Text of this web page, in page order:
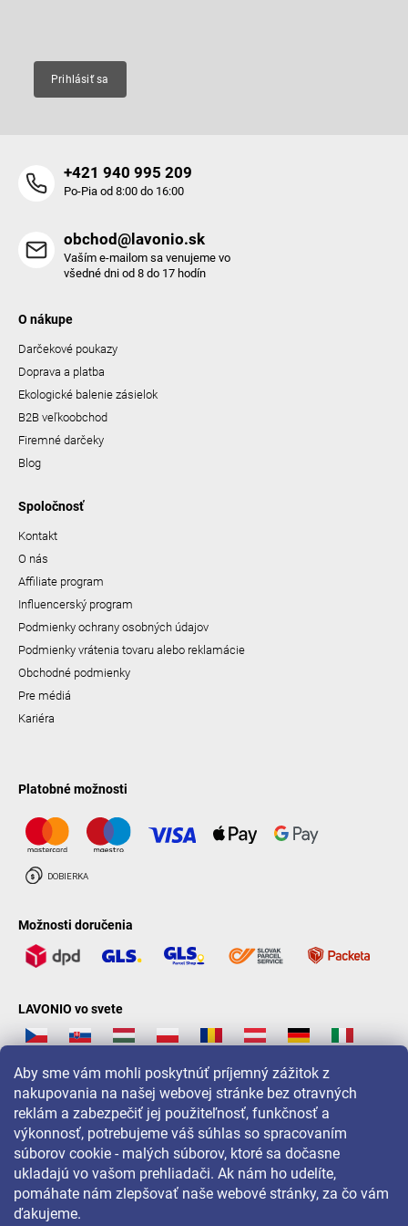
Aby sme vám mohli poskytnúť príjemný zážitok z
nakupovania na našej webovej stránke bez otravných
reklám a zabezpečiť jej použiteľnosť, funkčnosť a
výkonnosť, potrebujeme váš súhlas so spracovaním
súborov cookie - malých súborov, ktoré sa dočasne
ukladajú vo vašom prehliadači. Ak nám ho udelíte,
pomáhate nám zlepšovať naše webové stránky, za čo vám
ďakujeme.
Prihlásiť sa
+421 940 995 209
Po-Pia od 8:00 do 16:00
obchod@lavonio.sk
Vaším e-mailom sa venujeme vo
všedné dni od 8 do 17 hodín
O nákupe
Darčekové poukazy
Doprava a platba
Ekologické balenie zásielok
B2B veľkoobchod
Firemné darčeky
Blog
Spoločnosť
Kontakt
O nás
Affiliate program
Influencerský program
Podmienky ochrany osobných údajov
Podmienky vrátenia tovaru alebo reklamácie
Obchodné podmienky
Pre médiá
Kariéra
Platobné možnosti
Možnosti doručenia
LAVONIO vo svete
Pre akcie, súťaže a zľavy nás sledujte na: